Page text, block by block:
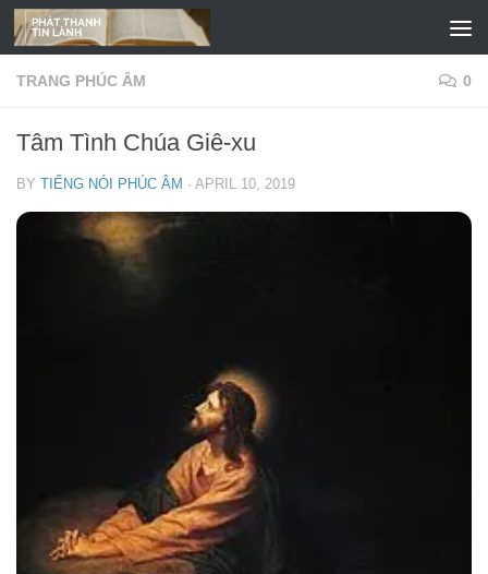
Skip to content
TRANG PHÚC ÂM 0
Tâm Tình Chúa Giê-xu
BY TIẾNG NÓI PHÚC ÂM · APRIL 10, 2019